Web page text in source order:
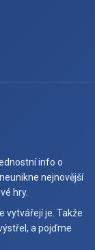
info o
nejnovější
hry.
vytvářejí je. Takže
a pojďme